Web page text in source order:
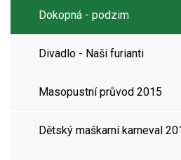
Dokopná - podzim
Divadlo - Naši furianti
Masopustní průvod 2015
Dětský maškarní karneval